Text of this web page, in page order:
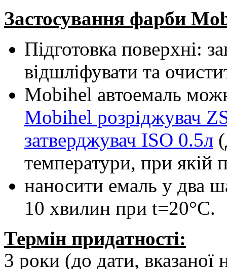
Застосування фарби
Підготовка поверхні:
відшліфувати та
Mobihel автоемаль
Mobihel розріджувач
затверджувач ISO 0.5л
температури, при якій
наносити емаль у два
10 хвилин при t=20°С.
Термін придатності:
3 роки (до дати, вказаної